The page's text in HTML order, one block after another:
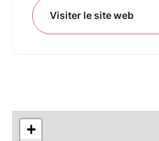
Visiter le site web
+